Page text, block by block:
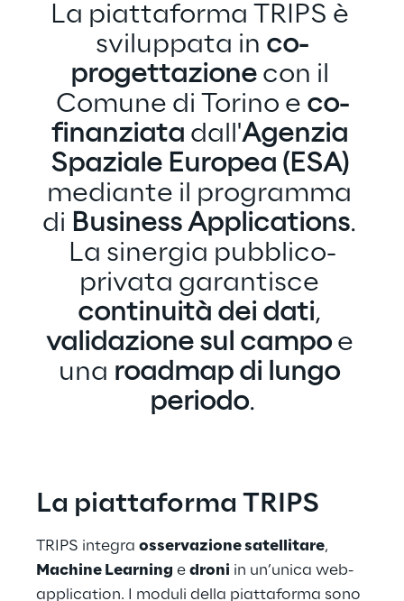
La piattaforma TRIPS è
sviluppata in co-
progettazione con il
Comune di Torino e co-
finanziata dall'Agenzia
Spaziale Europea (ESA)
mediante il programma
di Business Applications.
La sinergia pubblico-
privata garantisce
continuità dei dati,
validazione sul campo e
una roadmap di lungo
periodo.
La piattaforma TRIPS
TRIPS integra osservazione satellitare,
Machine Learning e droni in un’unica web-
application. I moduli della piattaforma sono